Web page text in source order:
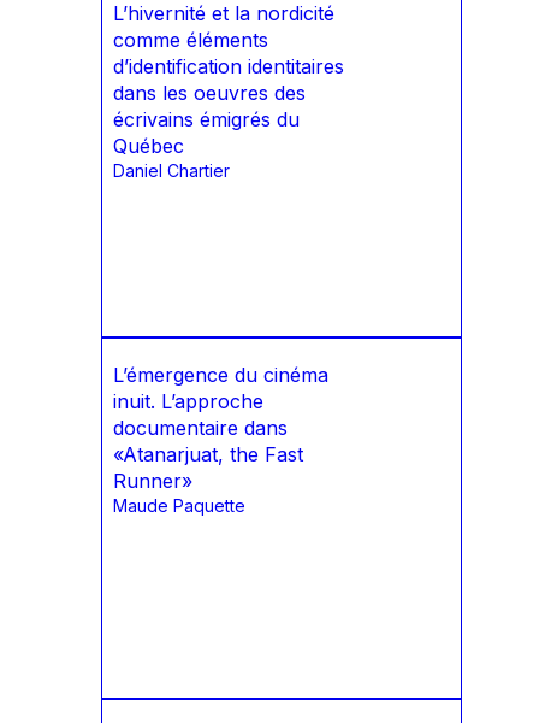
L’hivernité et la nordicité
comme éléments
d’identification identitaires
dans les oeuvres des
écrivains émigrés du
Québec
Daniel Chartier
L’émergence du cinéma
inuit. L’approche
documentaire dans
«Atanarjuat, the Fast
Runner»
Maude Paquette